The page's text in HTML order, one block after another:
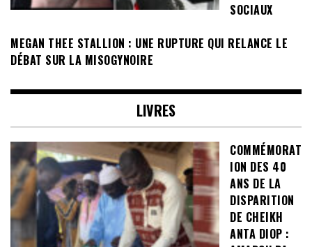
SOCIAUX
MEGAN THEE STALLION : UNE RUPTURE QUI RELANCE LE
DÉBAT SUR LA MISOGYNOIRE
LIVRES
COMMÉMORAT
ION DES 40
ANS DE LA
DISPARITION
DE CHEIKH
ANTA DIOP :